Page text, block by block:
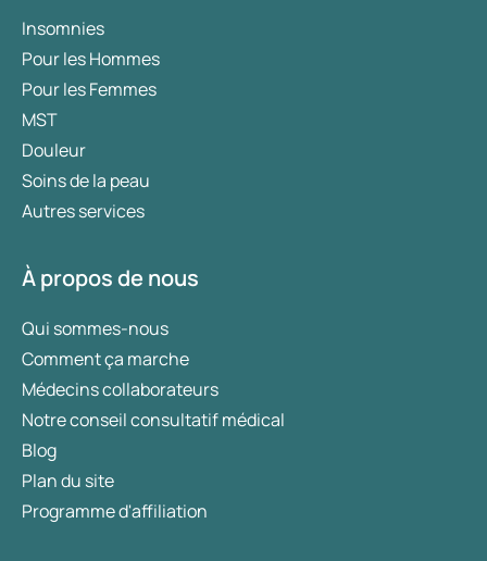
Insomnies
Pour les Hommes
Pour les Femmes
MST
Douleur
Soins de la peau
Autres services
À propos de nous
Qui sommes-nous
Comment ça marche
Médecins collaborateurs
Notre conseil consultatif médical
Blog
Plan du site
Programme d'affiliation